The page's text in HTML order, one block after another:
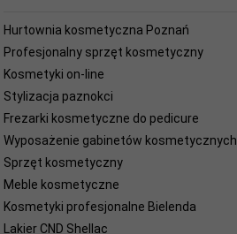
Hurtownia kosmetyczna Poznań
Profesjonalny sprzęt kosmetyczny
Kosmetyki on-line
Stylizacja paznokci
Frezarki kosmetyczne do pedicure
Wyposażenie gabinetów kosmetycznych
Sprzęt kosmetyczny
Meble kosmetyczne
Kosmetyki profesjonalne Bielenda
Lakier CND Shellac